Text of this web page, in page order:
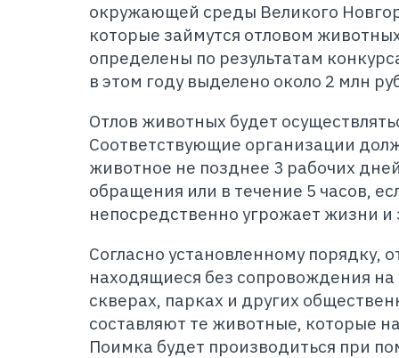
окружающей среды Великого
которые займутся отловом
определены по результатам
в этом году выделено около 2 млн
Отлов животных будет
Соответствующие организации
животное не позднее 3 рабочих
обращения или в течение 5 часов,
непосредственно угрожает жизни
Согласно установленному порядку,
находящиеся без сопровождения на
скверах, парках и других
составляют те животные, которые
Поимка будет производиться при